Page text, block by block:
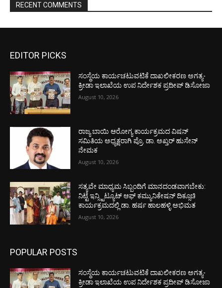
RECENT COMMENTS
EDITOR PICKS
ಸಂಸ್ಥೆಯ ಕಾರ್ಯಚಟುವಟಿಕೆ ದಾಖಲೀಕರಣ ಅಗತ್ಯ-
ಕ್ರೀಡಾ ಇಲಾಖೆಯ ಉಪ ನಿರ್ದೇಶಕ ಪ್ರದೀಪ್ ಡಿಸೋಜಾ
August 10, 2026
ರಾಜ್ಯ ಬಾಯಿ ಆರೋಗ್ಯ ಕಾರ್ಯಕ್ರಮದ ವಿಷನ್
ಸಮಿತಿಯ ಅಧ್ಯಕ್ಷರಾಗಿ ಪ್ರೊ. ಡಾ. ಅಖ್ತರ್ ಹುಸೇನ್
ನೇಮಕ
August 10, 2026
ಸತ್ಯವೇ ಮಾಧ್ಯಮ ಸಿಬ್ಬಂದಿಗೆ ಮಾನದಂಡವಾಗಬೇಕು:
ನಿಟ್ಟೆ ಇನ್ಸ್ಟಿಟ್ಯೂಟ್ ಆಫ್ ಕಮ್ಯುನಿಕೇಷನ್ ದಿಕ್ಸೂಚಿ
ಕಾರ್ಯಕ್ರಮದಲ್ಲಿ ಡಾ. ಹರ್ಷ ಹಾಲಹಳ್ಳಿ ಅಭಿಮತ
August 10, 2026
POPULAR POSTS
ಸಂಸ್ಥೆಯ ಕಾರ್ಯಚಟುವಟಿಕೆ ದಾಖಲೀಕರಣ ಅಗತ್ಯ-
ಕ್ರೀಡಾ ಇಲಾಖೆಯ ಉಪ ನಿರ್ದೇಶಕ ಪ್ರದೀಪ್ ಡಿಸೋಜಾ